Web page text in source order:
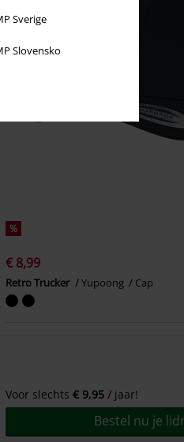
Sverige
Slovensko
%
€ 8,99
Retro Trucker Yupoong Cap
Voor slechts € 9,95 jaar!
Bestel nu je